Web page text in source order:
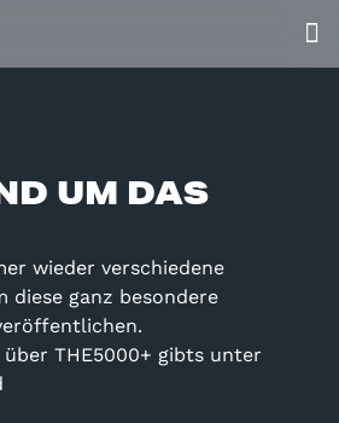
UM DAS
wieder verschiedene
diese ganz besondere
über THE5000+ gibts unter